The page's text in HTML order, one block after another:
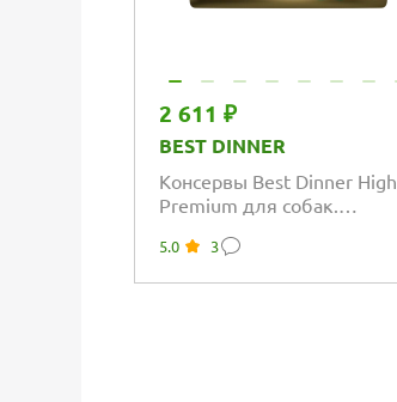
2 611 ₽
BEST DINNER
Консервы Best Dinner High
Premium для собак.
5.0 3